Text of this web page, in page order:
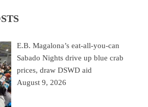
E.B. Magalona’s eat-all-you-can
Sabado Nights drive up blue crab
prices, draw DSWD aid
August 9, 2026